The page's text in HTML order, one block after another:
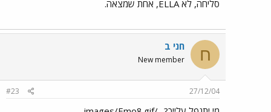
סליחה, לא ELLA, אחת שמצאה.
ח חני ב
New member
27/12/04
#23